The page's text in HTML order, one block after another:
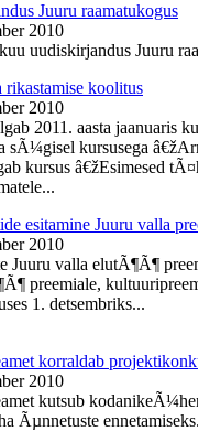
Juuru raamatukogus
2010
uudiskirjandus Juuru
rikastamise koolitus
2010
2011. aasta jaanuaris
sÃ¼gisel kursusega
kursus â€žEsimesed
esitamine Juuru valla
2010
Juuru valla elutÃ¶Ã¶
preemiale,
1. detsembriks...
korraldab
2010
kutsub
Ãµnnetuste